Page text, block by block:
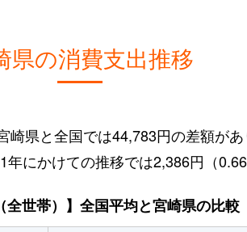
県の消費支出推移
県と全国では44,783円の差額が
にかけての推移では2,386円（
全世帯）】全国平均と宮崎県の比較